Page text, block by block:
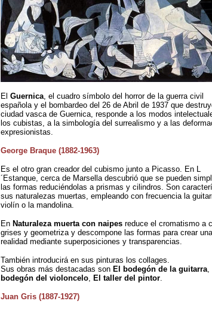
El Guernica, el cuadro símbolo del horror de la guerra civil
española y el bombardeo del 26 de Abril de 1937 que
ciudad vasca de Guernica, responde a los modos
los cubistas, a la simbología del surrealismo y a las
expresionistas.
George Braque (1882-1963)
Es el otro gran creador del cubismo junto a Picasso. En L
´Estanque, cerca de Marsella descubrió que se pueden
las formas reduciéndolas a prismas y cilindros. Son
sus naturalezas muertas, empleando con frecuencia la
violín o la mandolina.
En Naturaleza muerta con naipes reduce el cromatismo a
grises y geometriza y descompone las formas para crear
realidad mediante superposiciones y transparencias.
También introducirá en sus pinturas los collages.
Sus obras más destacadas son El bodegón de la guitarra,
bodegón del violoncelo, El taller del pintor.
Juan Gris (1887-1927)